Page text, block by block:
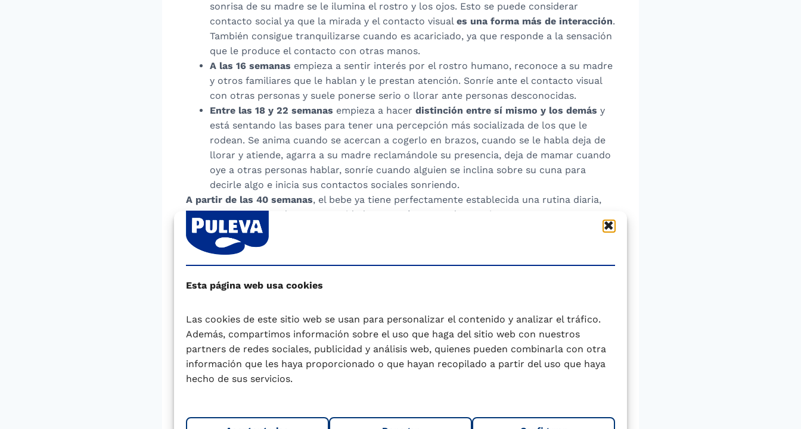
Esta página web usa cookies
Las cookies de este sitio web se usan para personalizar el contenido y analizar el tráfico.
Además, compartimos información sobre el uso que haga del sitio web con nuestros
partners de redes sociales, publicidad y análisis web, quienes pueden combinarla con otra
información que les haya proporcionado o que hayan recopilado a partir del uso que haya
hecho de sus servicios.
sonrisa de su madre se le ilumina el rostro y los ojos. Esto se puede considerar
contacto social ya que la mirada y el contacto visual es una forma más de interacción.
También consigue tranquilizarse cuando es acariciado, ya que responde a la sensación
que le produce el contacto con otras manos.
A las 16 semanas empieza a sentir interés por el rostro humano, reconoce a su madre
y otros familiares que le hablan y le prestan atención. Sonríe ante el contacto visual
con otras personas y suele ponerse serio o llorar ante personas desconocidas.
Entre las 18 y 22 semanas empieza a hacer distinción entre sí mismo y los demás y
está sentando las bases para tener una percepción más socializada de los que le
rodean. Se anima cuando se acercan a cogerlo en brazos, cuando se le habla deja de
llorar y atiende, agarra a su madre reclamándole su presencia, deja de mamar cuando
oye a otras personas hablar, sonríe cuando alguien se inclina sobre su cuna para
decirle algo e inicia sus contactos sociales sonriendo.
A partir de las 40 semanas, el bebe ya tiene perfectamente establecida una rutina diaria,
una vez cubiertas todas sus necesidades ya está preparado para jugar y comenzar a tener
contactos sociales y le gusta tener gente a su alrededor. En esta etapa, cuando se ve a sí
mismo en el espejo, sonríe. Empieza a interesarse por otros niños de su edad, responde
cuando se le dice «ven», «vamos», «¿dónde está mamá?»; ofrece juguetes a otros niño,
y suele llorar si se queda solo, participa en juegos con otros niños.
Con 1 año, el niño adquiere un importante papel social dentro de su familia y él percibirá
que es el centro de atención. Tiene cierta tendencia a repetir aquello que ha sido
reforzado. Escapaz de manifestar sentimientoscomo miedo, ira, simpatía y celos; se ríe
ante determinados gestos y acciones de los demás, algunos ruidos y sonidos le resultan
agradables o desagradables y tiene reacciones ante ellos. Ante la comida manifiesta